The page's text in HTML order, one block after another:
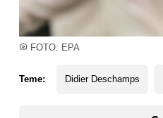
FOTO: EPA
Teme: Didier Deschamps